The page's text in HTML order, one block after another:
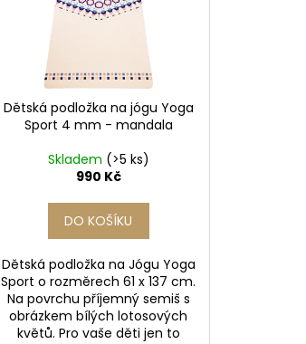
Dětská podložka na jógu Yoga
Sport 4 mm - mandala
Skladem (>5 ks)
990 Kč
DO KOŠÍKU
Dětská podložka na Jógu Yoga
Sport o rozměrech 61 x 137 cm.
Na povrchu příjemný semiš s
obrázkem bílých lotosových
květů. Pro vaše děti jen to